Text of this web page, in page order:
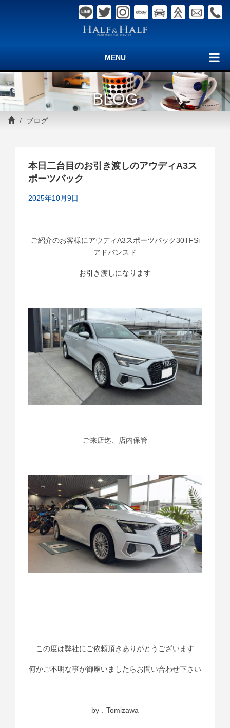
MENU
BLOG
ブログ
本日二台目のお引き渡しのアウディA3ス
ポーツバック
2025年10月9日
ご紹介のお客様にアウディA3スポーツバック30TFSi
アドバンスド
お引き渡しになります
ご来店迄、店内保管
この度は弊社にご依頼頂きありがとうございます
何かご不明な事が御座いましたらお問い合わせ下さい
by．Tomizawa